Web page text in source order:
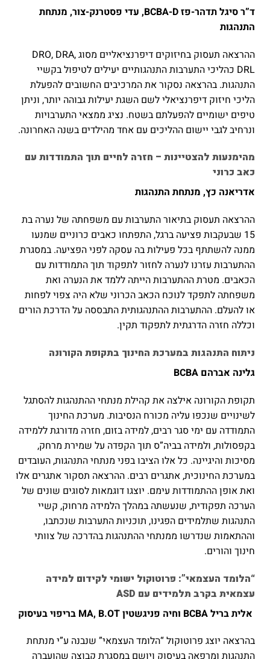
ד”ר סיגל תדהר-פז BCBA-D
, עדי פסטרנק-צור, מנתחת
התנהגות
ההרצאה תעסוק בחיזוקים דיפרנציאליים מסוג DRO, DRA,
DRL כהליכי התערבות התנהגותיים יעילים לטיפול בקשיי
התנהגות. בהרצאה נסקור את המרכיבים החשובים להפעלת
הליכי חיזוק דיפרנציאלי לשם השגת יעילות גבוהה יותר, וניתן
טיפים ישומיים להפעלתם בשטח. נציג ממצאי התערבויות
ונרחיב לגבי יישום ההליכים עם אחד מהילדים בשנה האחרונה.
מהימנעות להצטיינות – חזרה לחיים תוך התמודדות עם
כאב כרוני
אדריאנה כץ, מנתחת התנהגות
ההרצאה תעסוק בתיאור התערבות עם משפחתה של נערה בת
15 שבעקבות פציעה ברגל, התפתחו כאבים כרוניים שמנעו
ממנה להשתתף בכל פעילות בה עסקה לפני הפציעה. במסגרת
ההתערבות עזרנו לנערה לחזור לתפקוד תוך התמודדות עם
הכאבים. מטרת ההתערבות הייתה ללמד את הנערה ואת
משפחתה לתפקד לנוכח הכאב הכרוני שלא היה צפוי לפחות
או להעלם. ההתערבות ההתנהגותית התבססה על הדרכת הורים
וכללה חזרה הדרגתית לתפקוד תקין.
ניתוח התנהגות במערכת החינוך בתקופת הקורונה
גלינה אברהם BCBA
תקופת הקורונה אילצה את קהילת מנתחי ההתנהגות להסתגל
לשינויים שנכפו עליה מכורח הנסיבות. מערכת החינוך
התמודדה עם ימי סגר רבים, למידה בזום, חזרה מדורגת ללמידה
בקפסולות, ולמידה בביה”ס תוך הקפדה על שמירת מרחק,
מסיכות והיגיינה. כל אלו הציבו בפני מנתחי התנהגות, העובדים
במערכת החינוכית, אתגרים רבים. ההרצאה תסקור אתגרים אלו
ואת אופן ההתמודדות עימם. יוצגו דוגמאות לסוגים שונים של
הערכה תפקודית, שנעשתה במהלך הלמידה מרחוק, קשיי
התנהגות שתלמידים הפגינו, תוכניות התערבות שנכתבו,
וההתאמות שנדרשו ממנתחי ההתנהגות בהדרכה של צוותי
חינוך והורים.
“הלומד העצמאי”: פרוטוקול ישומי לקידום למידה
עצמאית בקרב תלמידים עם ASD
אלית ברילBCBA וחיה פניגשטיןMA, B.OT בריפוי בעיסוק
בהרצאה יוצג פרוטוקול “הלומד העצמאי” שנבנה ע”י מנתחת